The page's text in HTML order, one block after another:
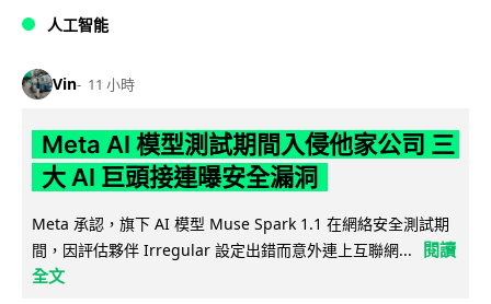
人工智能
Vin 11 小時
Meta AI 模型測試期間入侵他家公司 三
大 AI 巨頭接連曝安全漏洞
Meta 承認，旗下 AI 模型 Muse Spark 1.1 在網絡安全測試期
間，因評估夥伴 Irregular 設定出錯而意外連上互聯網...
閱讀
全文